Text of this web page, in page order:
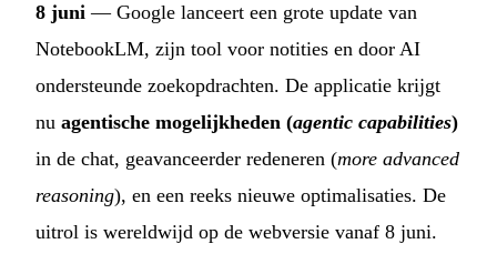
8 juni — Google lanceert een grote update van
NotebookLM, zijn tool voor notities en door AI
ondersteunde zoekopdrachten. De applicatie krijgt
nu agentische mogelijkheden (agentic capabilities)
in de chat, geavanceerder redeneren (more advanced
reasoning), en een reeks nieuwe optimalisaties. De
uitrol is wereldwijd op de webversie vanaf 8 juni.